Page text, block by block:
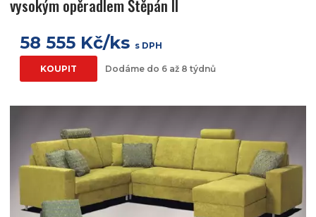
vysokým opěradlem Štěpán II
58 555 Kč/ks s DPH
KOUPIT Dodáme do 6 až 8 týdnů